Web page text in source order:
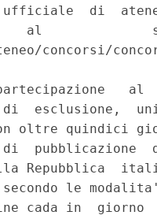
di
al
concorsi/
al
esclusione,
oltre quindici
pubblicazione
Repubblica
secondo le
cada in  giorno